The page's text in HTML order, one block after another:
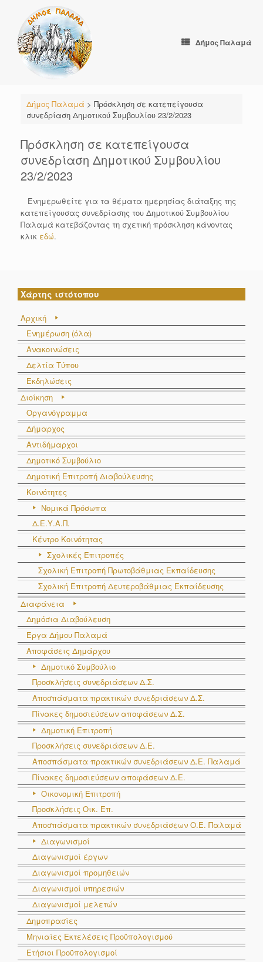
content
Δήμος Παλαμά
Δήμος Παλαμά > Πρόσκληση σε κατεπείγουσα
συνεδρίαση Δημοτικού Συμβουλίου 23/2/2023
Πρόσκληση σε κατεπείγουσα
συνεδρίαση Δημοτικού Συμβουλίου
23/2/2023
Ενημερωθείτε για τα θέματα ημερησίας διάταξης της
κατεπείγουσας συνεδρίασης του Δημοτικού Συμβουλίου
Παλαμά κατεβάζοντας τη σχετική πρόσκληση κάνοντας
κλικ εδώ.
Χάρτης ιστότοπου
Αρχική
Ενημέρωση (όλα)
Ανακοινώσεις
Δελτία Τύπου
Εκδηλώσεις
Διοίκηση
Οργανόγραμμα
Δήμαρχος
Αντιδήμαρχοι
Δημοτικό Συμβούλιο
Δημοτική Επιτροπή Διαβούλευσης
Κοινότητες
Νομικά Πρόσωπα
Δ.Ε.Υ.Α.Π.
Κέντρο Κοινότητας
Σχολικές Επιτροπές
Σχολική Επιτροπή Πρωτοβάθμιας Εκπαίδευσης
Σχολική Επιτροπή Δευτεροβάθμιας Εκπαίδευσης
Διαφάνεια
Δημόσια Διαβούλευση
Έργα Δήμου Παλαμά
Αποφάσεις Δημάρχου
Δημοτικό Συμβούλιο
Προσκλήσεις συνεδριάσεων Δ.Σ.
Αποσπάσματα πρακτικών συνεδριάσεων Δ.Σ.
Πίνακες δημοσιεύσεων αποφάσεων Δ.Σ.
Δημοτική Επιτροπή
Προσκλήσεις συνεδριάσεων Δ.Ε.
Αποσπάσματα πρακτικών συνεδριάσεων Δ.E. Παλαμά
Πίνακες δημοσιεύσεων αποφάσεων Δ.Ε.
Οικονομική Επιτροπή
Προσκλήσεις Οικ. Επ.
Αποσπάσματα πρακτικών συνεδριάσεων Ο.E. Παλαμά
Διαγωνισμοί
Διαγωνισμοί έργων
Διαγωνισμοί προμηθειών
Διαγωνισμοί υπηρεσιών
Διαγωνισμοί μελετών
Δημοπρασίες
Μηνιαίες Εκτελέσεις Προϋπολογισμού
Ετήσιοι Προϋπολογισμοί